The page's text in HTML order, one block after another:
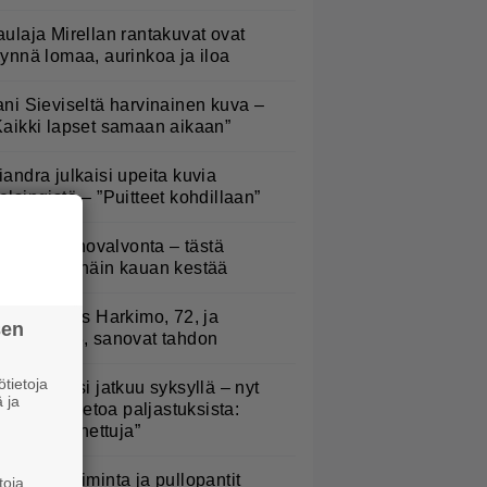
Mirellan rantakuvat ovat
lomaa, aurinkoa ja iloa
Sieviseltä harvinainen kuva –
lapset samaan aikaan”
julkaisi upeita kuvia
– ”Puitteet kohdillaan”
tehovalvonta – tästä
ja näin kauan kestää
Hjallis Harkimo, 72, ja
38, sanovat tahdon
biisi jatkuu syksyllä – nyt
lisätietoa paljastuksista:
tunnettuja”
poiminta ja pullopantit
ja